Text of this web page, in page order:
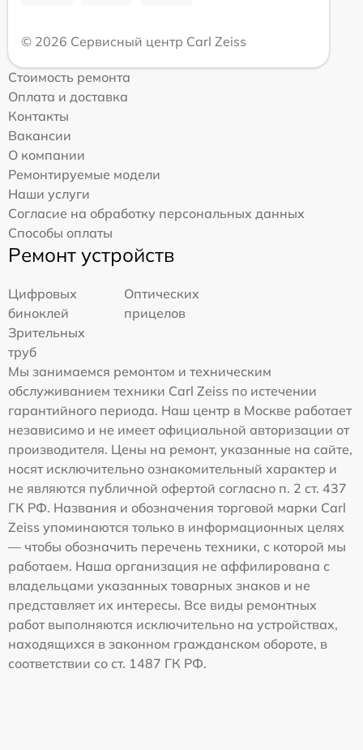
© 2026 Сервисный центр Carl Zeiss
Стоимость ремонта
Оплата и доставка
Контакты
Вакансии
О компании
Ремонтируемые модели
Наши услуги
Согласие на обработку персональных данных
Способы оплаты
Ремонт устройств
Цифровых
биноклей
Оптических
прицелов
Зрительных
труб
Мы занимаемся ремонтом и техническим
обслуживанием техники Carl Zeiss по истечении
гарантийного периода. Наш центр в Москве работает
независимо и не имеет официальной авторизации от
производителя. Цены на ремонт, указанные на сайте,
носят исключительно ознакомительный характер и
не являются публичной офертой согласно п. 2 ст. 437
ГК РФ. Названия и обозначения торговой марки Carl
Zeiss упоминаются только в информационных целях
— чтобы обозначить перечень техники, с которой мы
работаем. Наша организация не аффилирована с
владельцами указанных товарных знаков и не
представляет их интересы. Все виды ремонтных
работ выполняются исключительно на устройствах,
находящихся в законном гражданском обороте, в
соответствии со ст. 1487 ГК РФ.